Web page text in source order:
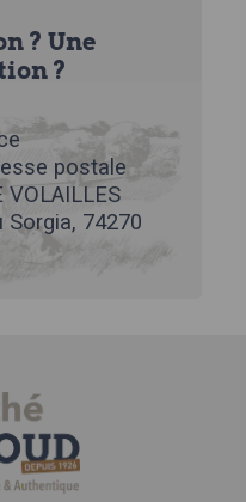
? Une
?
postale
VOLAILLES
Sorgia, 74270